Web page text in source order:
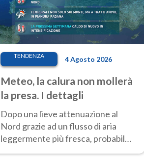
TENDENZA 4 Agosto 2026
Meteo, la calura non mollerà
la presa. I dettagli
Dopo una lieve attenuazione al
Nord grazie ad un flusso di aria
leggermente più fresca, probabile
nuovo rinforzo dell’anticiclone